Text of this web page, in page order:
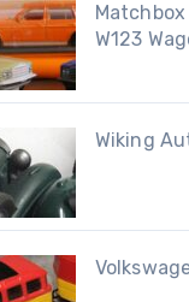
W123
Wiking